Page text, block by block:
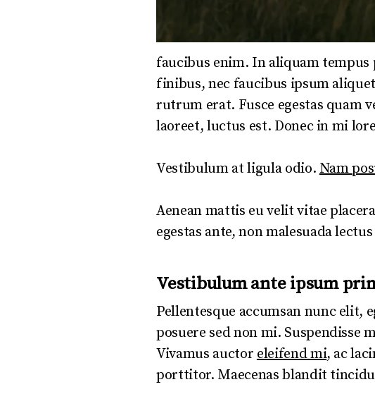
faucibus enim. In aliquam tempus
finibus, nec faucibus ipsum
rutrum erat. Fusce egestas quam
laoreet, luctus est. Donec in mi
Vestibulum at ligula odio. Nam
Aenean mattis eu velit vitae
egestas ante, non malesuada
Vestibulum ante ipsum
Pellentesque accumsan nunc elit,
posuere sed non mi.
Vivamus auctor eleifend mi, ac
porttitor. Maecenas blandit